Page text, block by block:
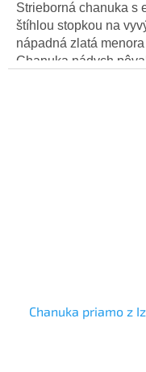
Strieborná chanuka s
štíhlou stopkou na
nápadná zlatá
Chanuka nádych
Chanuka priamo z